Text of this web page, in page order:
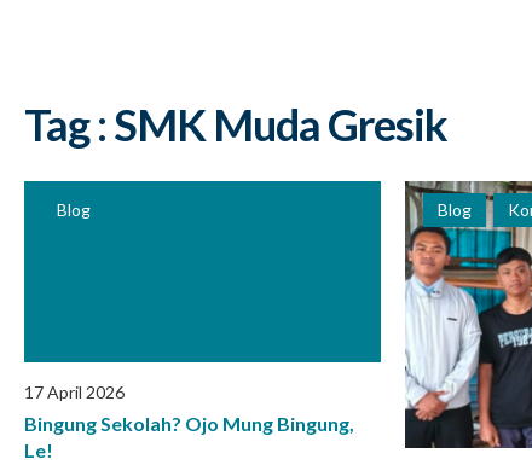
Tag : SMK Muda Gresik
Blog
17 April 2026
Bingung Sekolah? Ojo Mung Bingung,
Le!
Blog